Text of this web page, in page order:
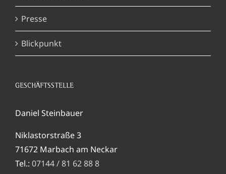
Presse
Blickpunkt
GESCHÄFTSSTELLE
Daniel Steinbauer
Niklastorstraße 3
71672 Marbach am Neckar
Tel.: 07144 / 81 62 88 8